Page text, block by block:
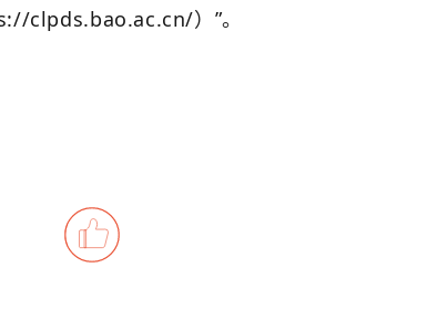
clpds.bao.ac.cn/）”。